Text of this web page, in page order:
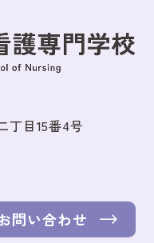
丁目15番4号
問い合わせ